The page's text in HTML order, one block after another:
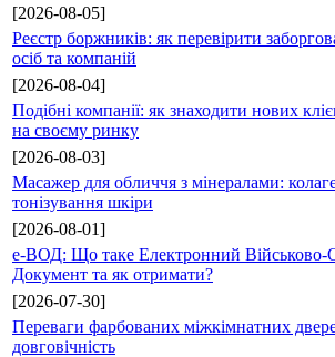
[2026-08-05]
Реєстр боржників: як перевірити
осіб та компаній
[2026-08-04]
Подібні компанії: як знаходити нових
на своєму ринку
[2026-08-03]
Масажер для обличчя з мінералами:
тонізування шкіри
[2026-08-01]
е-ВОД: Що таке Електронний Військово-
Документ та як отримати?
[2026-07-30]
Переваги фарбованих міжкімнатних
довговічність